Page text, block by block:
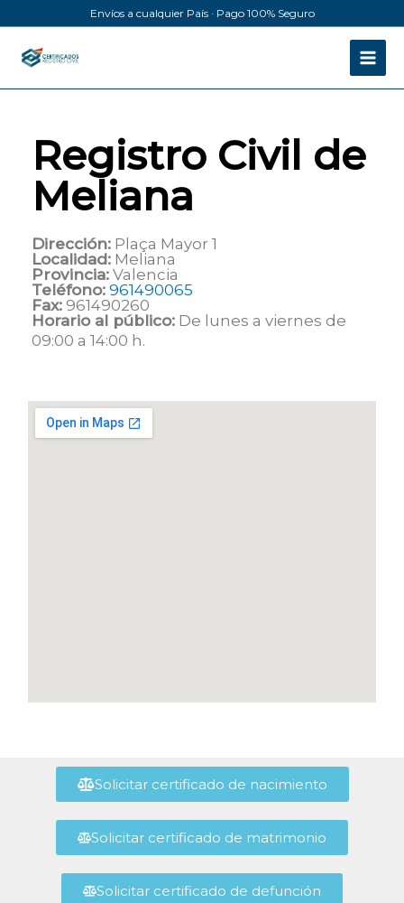
al
contenido
Envíos a cualquier País · Pago 100% Seguro
Registro Civil de
Meliana
Dirección: Plaça Mayor 1
Localidad: Meliana
Provincia: Valencia
Teléfono: 961490065
Fax: 961490260
Horario al público: De lunes a viernes de
09:00 a 14:00 h.
Solicitar certificado de nacimiento
Solicitar certificado de matrimonio
Solicitar certificado de defunción